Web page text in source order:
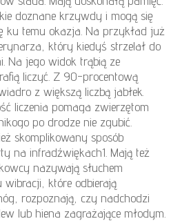
doznane krzywdy i mogą się
ku temu okazja. Na przykład już
który kiedyś strzelał do
Na jego widok trąbią ze
liczyć. Z 90-procentową
z większą liczbą jabłek.
liczenia pomaga zwierzętom
po drodze nie zgubić.
skomplikowany sposób
na infradźwiękach1. Mają też
nazywają słuchem
wibracji, które odbierają
rozpoznają, czy nadchodzi
lub hiena zagrażające młodym.